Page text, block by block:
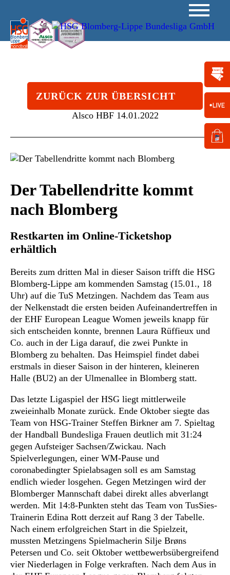
ZURÜCK ZUR ÜBERSICHT
Alsco HBF 14.01.2022
Der Tabellendritte kommt
nach Blomberg
Restkarten im Online-Ticketshop
erhältlich
Bereits zum dritten Mal in dieser Saison trifft die HSG
Blomberg-Lippe am kommenden Samstag (15.01., 18
Uhr) auf die TuS Metzingen. Nachdem das Team aus
der Nelkenstadt die ersten beiden Aufeinandertreffen in
der EHF European League Women jeweils knapp für
sich entscheiden konnte, brennen Laura Rüffieux und
Co. auch in der Liga darauf, die zwei Punkte in
Blomberg zu behalten. Das Heimspiel findet dabei
erstmals in dieser Saison in der hinteren, kleineren
Halle (BU2) an der Ulmenallee in Blomberg statt.
Das letzte Ligaspiel der HSG liegt mittlerweile
zweieinhalb Monate zurück. Ende Oktober siegte das
Team von HSG-Trainer Steffen Birkner am 7. Spieltag
der Handball Bundesliga Frauen deutlich mit 31:24
gegen Aufsteiger Sachsen/Zwickau. Nach
Spielverlegungen, einer WM-Pause und
coronabedingter Spielabsagen soll es am Samstag
endlich wieder losgehen. Gegen Metzingen wird der
Blomberger Mannschaft dabei direkt alles abverlangt
werden. Mit 14:8-Punkten steht das Team von TusSies-
Trainerin Edina Rott derzeit auf Rang 3 der Tabelle.
Nach einem erfolgreichen Start in die Spielzeit,
mussten Metzingens Spielmacherin Silje Brøns
Petersen und Co. seit Oktober wettbewerbsübergreifend
vier Niederlagen in Folge verkraften. Nach dem Aus in